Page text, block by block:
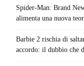
Spider-Man: Brand
alimenta una nuova
Barbie 2 rischia di
accordo: il dubbio che